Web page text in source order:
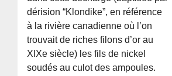
dérision “Klondike”, en référence
à la rivière canadienne où l’on
trouvait de riches filons d’or au
XIXe siècle) les fils de nickel
soudés au culot des ampoules.